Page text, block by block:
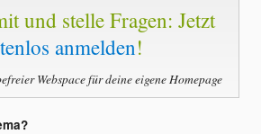
und stelle Fragen: Jetzt
anmelden!
Webspace für deine eigene Homepage